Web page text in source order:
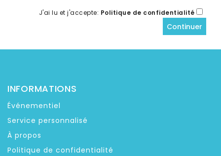
J'ai lu et j'accepte: Politique de confidentialité
INFORMATIONS
Événementiel
Service personnalisé
À propos
Politique de confidentialité